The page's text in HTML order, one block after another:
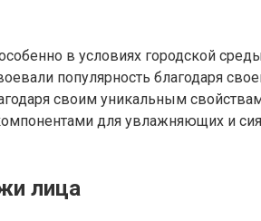
в условиях городской
популярность благодаря
своим уникальным
для увлажняющих и
лица